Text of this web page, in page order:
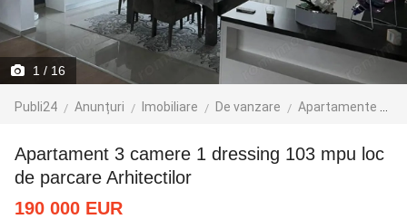
1 / 16
Publi24 Anunțuri Imobiliare De vanzare Apartamente de vanzare
Apartament 3 camere 1 dressing 103 mpu loc
de parcare Arhitectilor
190 000 EUR